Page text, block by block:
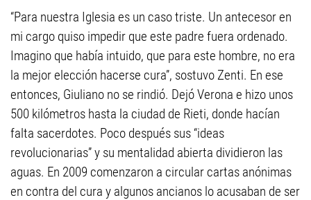
“Para nuestra Iglesia es un caso triste. Un antecesor en
mi cargo quiso impedir que este padre fuera ordenado.
Imagino que había intuido, que para este hombre, no era
la mejor elección hacerse cura”, sostuvo Zenti. En ese
entonces, Giuliano no se rindió. Dejó Verona e hizo unos
500 kilómetros hasta la ciudad de Rieti, donde hacían
falta sacerdotes. Poco después sus “ideas
revolucionarias” y su mentalidad abierta dividieron las
aguas. En 2009 comenzaron a circular cartas anónimas
en contra del cura y algunos ancianos lo acusaban de ser